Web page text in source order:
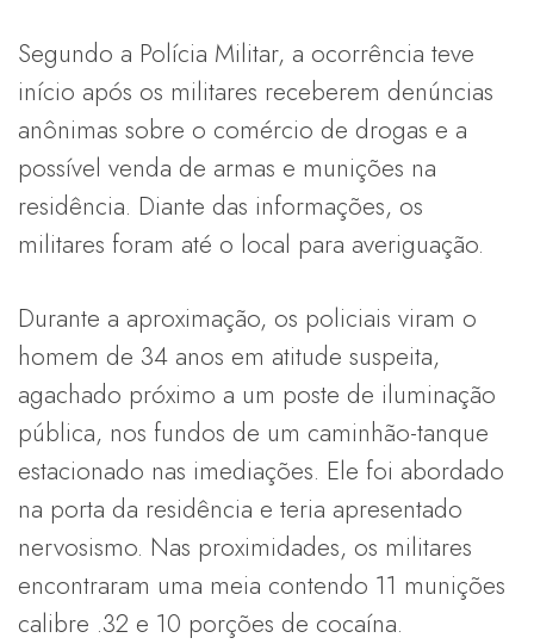
Segundo a Polícia Militar, a ocorrência teve
início após os militares receberem denúncias
anônimas sobre o comércio de drogas e a
possível venda de armas e munições na
residência. Diante das informações, os
militares foram até o local para averiguação.
Durante a aproximação, os policiais viram o
homem de 34 anos em atitude suspeita,
agachado próximo a um poste de iluminação
pública, nos fundos de um caminhão-tanque
estacionado nas imediações. Ele foi abordado
na porta da residência e teria apresentado
nervosismo. Nas proximidades, os militares
encontraram uma meia contendo 11 munições
calibre .32 e 10 porções de cocaína.